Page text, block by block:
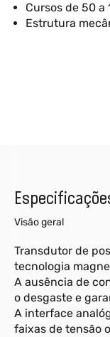
Cursos de 50 a
Estrutura
Visão geral
Transdutor de
tecnologia
A ausência de
o desgaste e
A interface
faixas de tensão